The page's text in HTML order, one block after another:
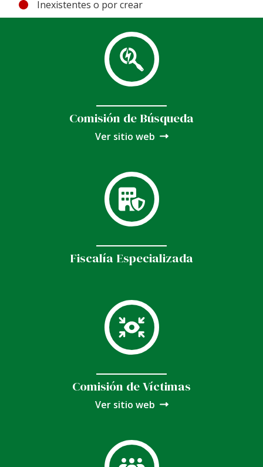
Inexistentes o por crear
Comisión de Búsqueda
Ver sitio web
Fiscalía Especializada
Comisión de Víctimas
Ver sitio web